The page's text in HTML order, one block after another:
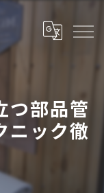
つ部品管
ニック徹